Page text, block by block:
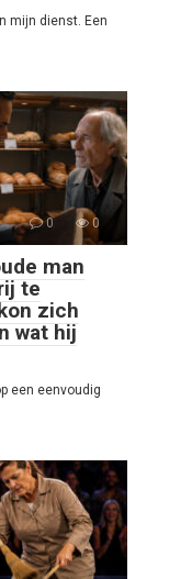
mijn dienst. Een
0 0
man
te
zich
wat hij
een eenvoudig